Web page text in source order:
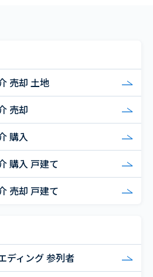
売却 土地
売却
購入
購入 戸建て
売却 戸建て
ディング 参列者